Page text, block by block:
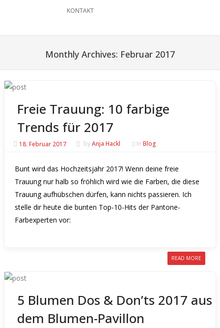
KONTAKT
Monthly Archives: Februar 2017
Freie Trauung: 10 farbige
Trends für 2017
18. Februar 2017 byAnja Hackl In Blog
Bunt wird das Hochzeitsjahr 2017! Wenn deine freie
Trauung nur halb so fröhlich wird wie die Farben, die diese
Trauung aufhübschen dürfen, kann nichts passieren. Ich
stelle dir heute die bunten Top-10-Hits der Pantone-
Farbexperten vor:
READ MORE
5 Blumen Dos & Don’ts 2017 aus
dem Blumen-Pavillon